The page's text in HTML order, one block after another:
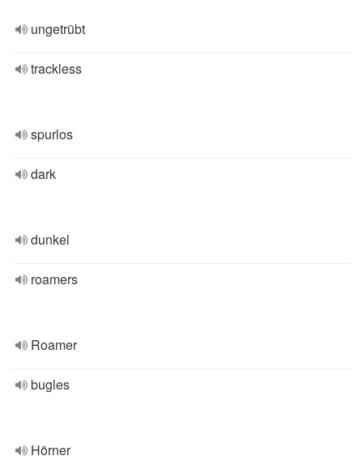
ungetrübt
trackless
spurlos
dark
dunkel
roamers
Roamer
bugles
Hörner